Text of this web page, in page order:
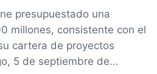
presupuestado una
millones, consistente con el
cartera de proyectos
5 de septiembre de...